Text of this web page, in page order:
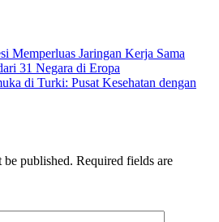
Memperluas Jaringan Kerja Sama
31 Negara di Eropa
di Turki: Pusat Kesehatan dengan
published. Required fields are